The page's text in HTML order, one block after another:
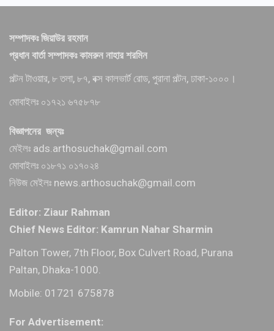
সম্পাদকঃ জিয়াউর রহমান
প্রধান বার্তা সম্পাদকঃ কামরুন নাহার শরমিন
পল্টন টাওয়ার, ৮ তলা, ৮৭, বক্স কালভার্ট রোড, পুরানা পল্টন, ঢাকা-১০০০।
মোবাইলঃ ০১৭২১ ৬৭৫৮৭৮
বিজ্ঞাপনের জন্যঃ
মেইলঃ ads.arthosuchak@gmail.com
মোবাইলঃ ০১৮৭১ ০১৭০২৪
নিউজ মেইলঃ news.arthosuchak@gmail.com
Editor: Ziaur Rahman
Chief News Editor: Kamrun Nahar Sharmin
Palton Tower, 7th Floor, Box Culvert Road, Purana
Paltan, Dhaka-1000.
Mobile: 01721 675878
For Advertisement: